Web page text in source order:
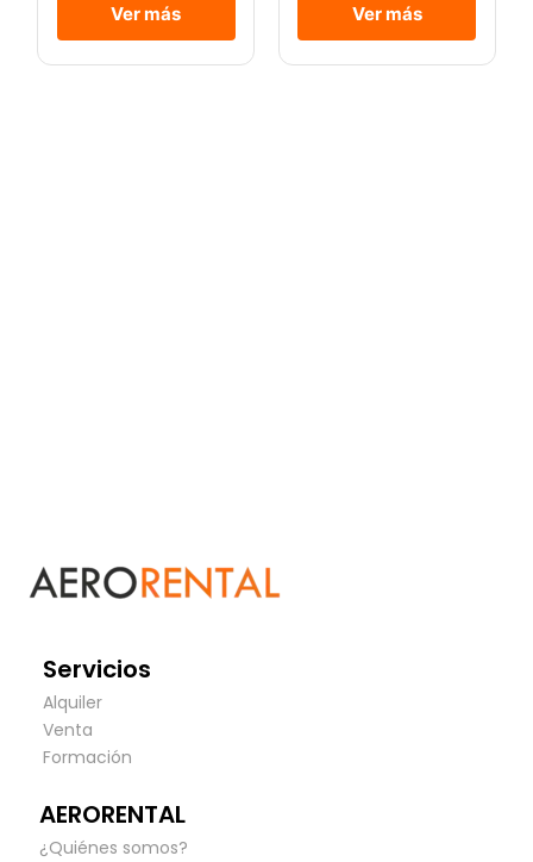
Ver más Ver más
Servicios
Alquiler
Venta
Formación
AERORENTAL
¿Quiénes somos?